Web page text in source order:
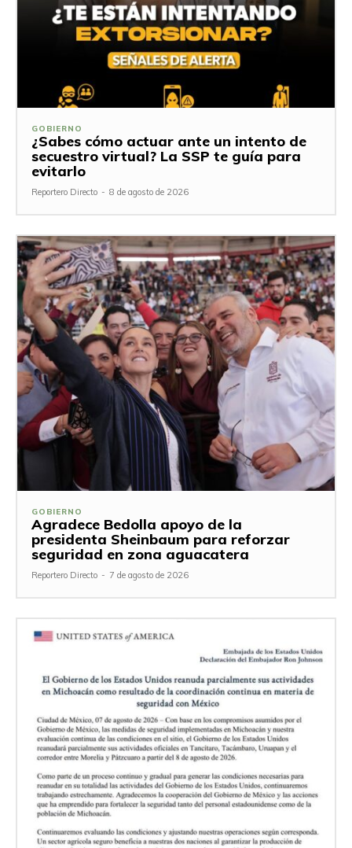
GOBIERNO
¿Sabes cómo actuar ante un intento de
secuestro virtual? La SSP te guía para
evitarlo
Reportero Directo - 8 de agosto de 2026
GOBIERNO
Agradece Bedolla apoyo de la
presidenta Sheinbaum para reforzar
seguridad en zona aguacatera
Reportero Directo - 7 de agosto de 2026